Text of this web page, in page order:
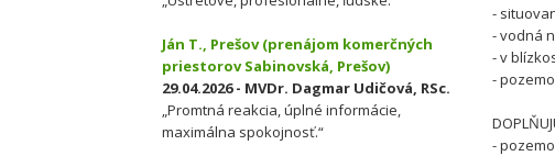
-
- vodná
- v
-
-
Ján T., Prešov (prenájom komerčných
priestorov Sabinovská, Prešov)
29.04.2026 - MVDr. Dagmar Udičová, RSc.
„Promtná reakcia, úplné informácie,
maximálna spokojnosť.“